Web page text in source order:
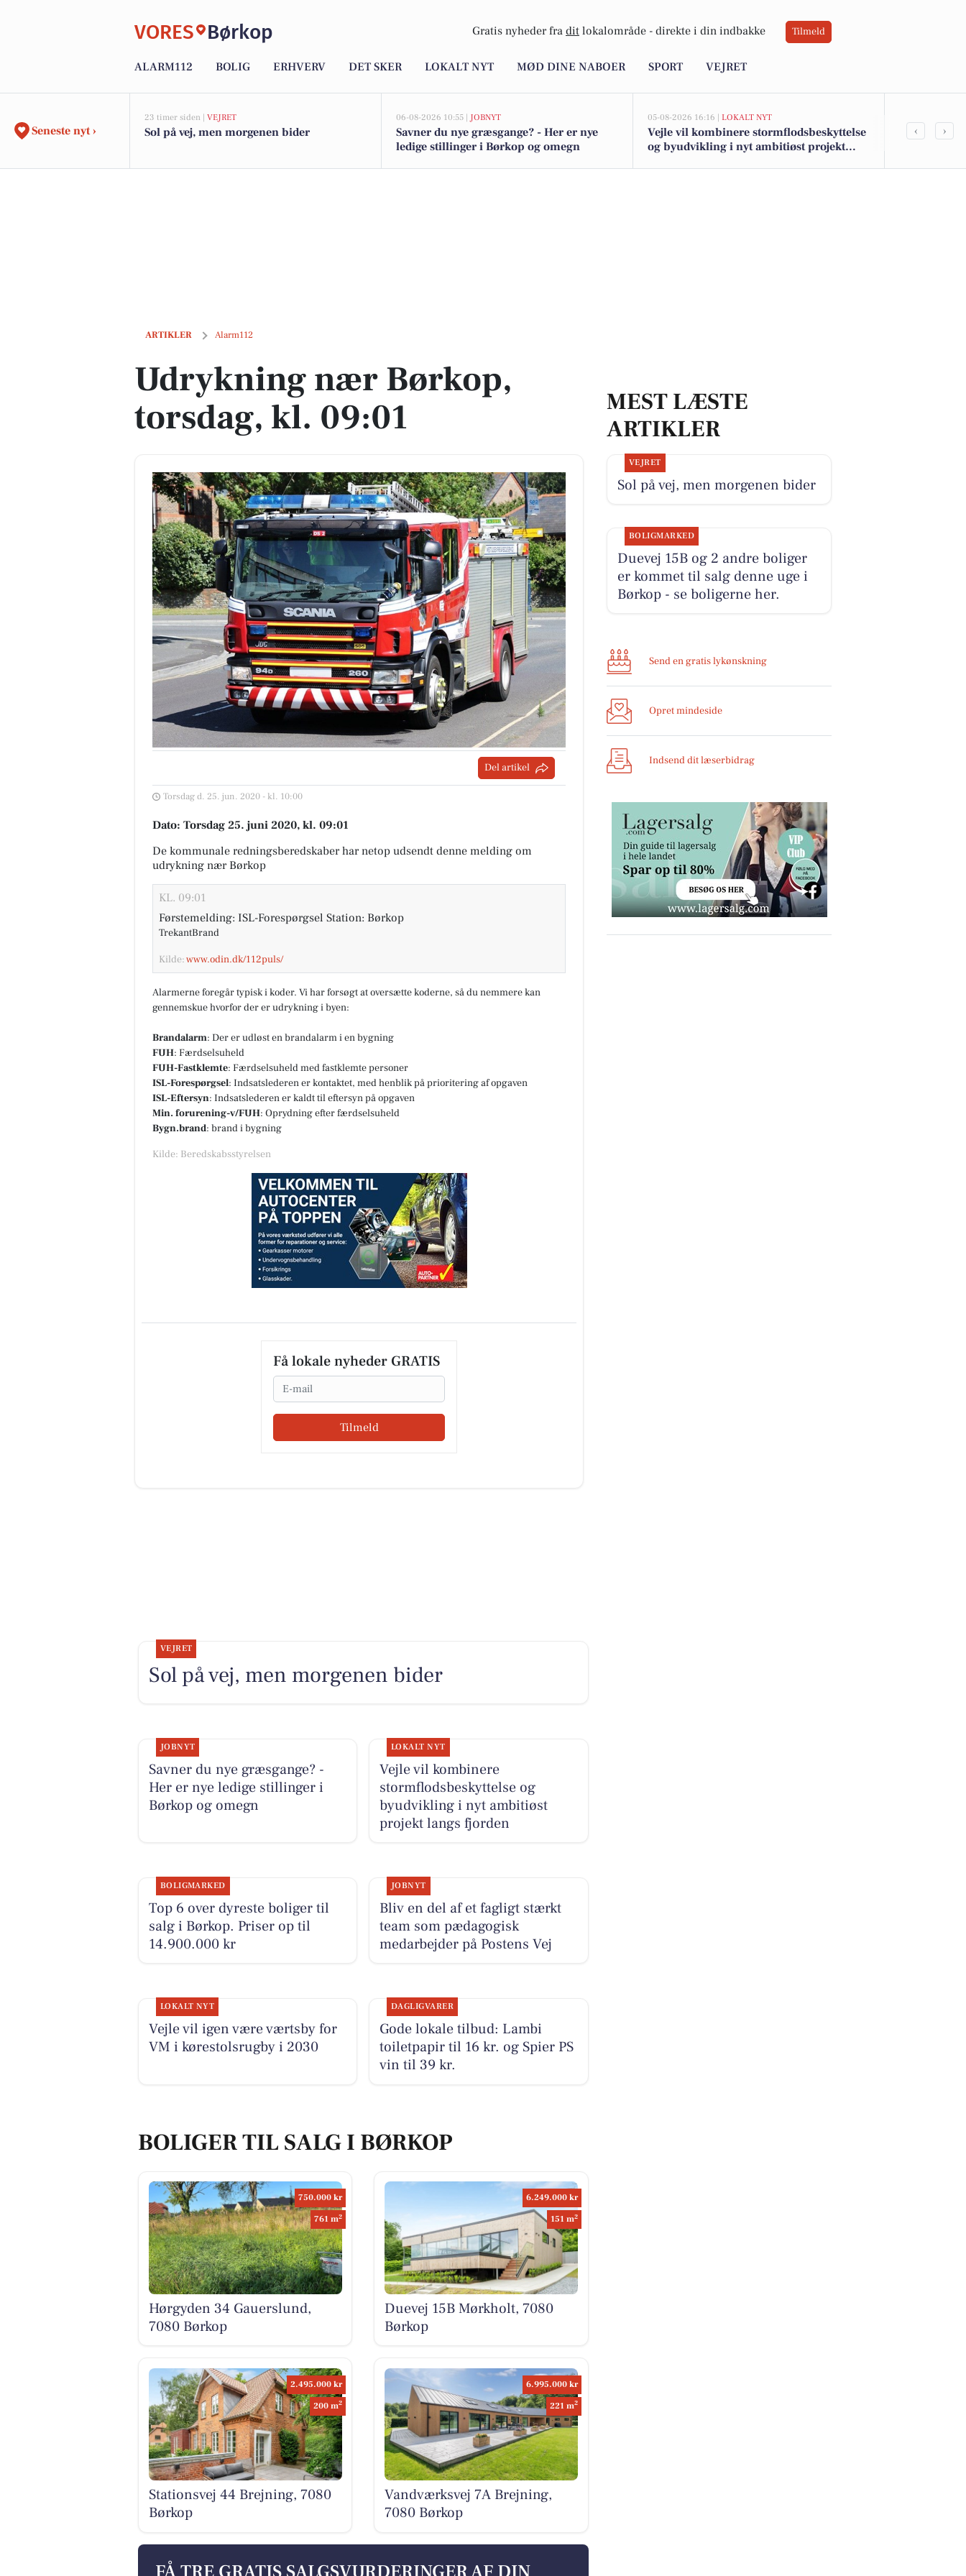
VORES Børkop Gratis nyheder fra dit lokalområde - direkte i din indbakke Tilmeld
ALARM112 BOLIG ERHVERV DET SKER LOKALT NYT MØD DINE NABOER SPORT VEJRET
Seneste nyt ›
23 timer siden | VEJRET
Sol på vej, men morgenen bider
06-08-2026 10:55 | JOBNYT
Savner du nye græsgange? - Her er nye
ledige stillinger i Børkop og omegn
05-08-2026 16:16 | LOKALT NYT
Vejle vil kombinere stormflodsbeskyttelse
og byudvikling i nyt ambitiøst projekt
Top 6 over
‹ ›
ARTIKLER Alarm112
Udrykning nær Børkop, torsdag, kl. 09:01
Udrykning nær Børkop,
torsdag, kl. 09:01
Del artikel
Torsdag d. 25. jun. 2020 - kl. 10:00
Dato: Torsdag 25. juni 2020, kl. 09:01
De kommunale redningsberedskaber har netop udsendt denne melding om
udrykning nær Børkop
KL. 09:01
Førstemelding: ISL-Forespørgsel Station: Børkop
TrekantBrand
Kilde:www.odin.dk/112puls/
Alarmerne foregår typisk i koder. Vi har forsøgt at oversætte koderne, så du nemmere kan
gennemskue hvorfor der er udrykning i byen:
Brandalarm: Der er udløst en brandalarm i en bygning
FUH: Færdselsuheld
FUH-Fastklemte: Færdselsuheld med fastklemte personer
ISL-Forespørgsel: Indsatslederen er kontaktet, med henblik på prioritering af opgaven
ISL-Eftersyn: Indsatslederen er kaldt til eftersyn på opgaven
Min. forurening-v/FUH: Oprydning efter færdselsuheld
Bygn.brand: brand i bygning
Kilde: Beredskabsstyrelsen
Få lokale nyheder GRATIS
Email
Tilmeld
MEST LÆSTE
ARTIKLER
VEJRET
Sol på vej, men morgenen bider
BOLIGMARKED
Duevej 15B og 2 andre boliger
er kommet til salg denne uge i
Børkop - se boligerne her.
Send en gratis lykønskning
Opret mindeside
Indsend dit læserbidrag
VEJRET
Sol på vej, men morgenen bider
JOBNYT
Savner du nye græsgange? -
Her er nye ledige stillinger i
Børkop og omegn
LOKALT NYT
Vejle vil kombinere
stormflodsbeskyttelse og
byudvikling i nyt ambitiøst
projekt langs fjorden
BOLIGMARKED
Top 6 over dyreste boliger til
salg i Børkop. Priser op til
14.900.000 kr
JOBNYT
Bliv en del af et fagligt stærkt
team som pædagogisk
medarbejder på Postens Vej
LOKALT NYT
Vejle vil igen være værtsby for
VM i kørestolsrugby i 2030
DAGLIGVARER
Gode lokale tilbud: Lambi
toiletpapir til 16 kr. og Spier PS
vin til 39 kr.
BOLIGER TIL SALG I BØRKOP
750.000 kr
761 m2
Hørgyden 34 Gauerslund,
7080 Børkop
6.249.000 kr
151 m2
Duevej 15B Mørkholt, 7080
Børkop
2.495.000 kr
200 m2
Stationsvej 44 Brejning, 7080
Børkop
6.995.000 kr
221 m2
Vandværksvej 7A Brejning,
7080 Børkop